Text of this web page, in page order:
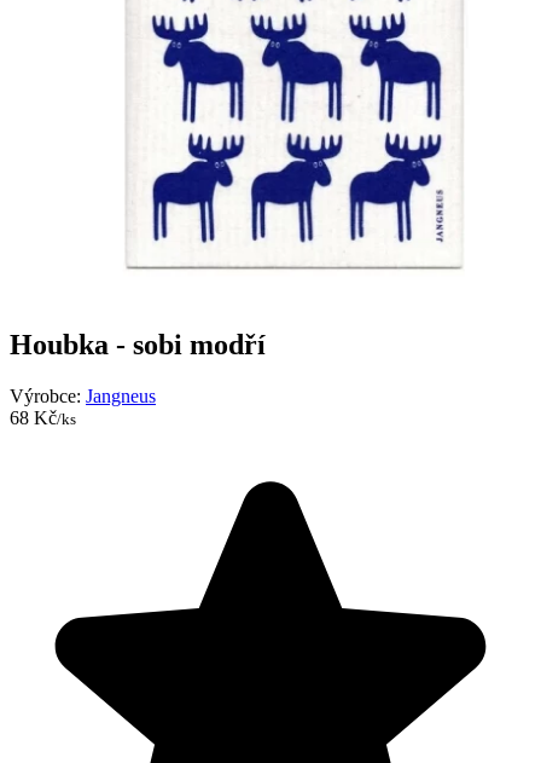
Houbka - sobi modří
Výrobce: Jangneus
68 Kč/ks